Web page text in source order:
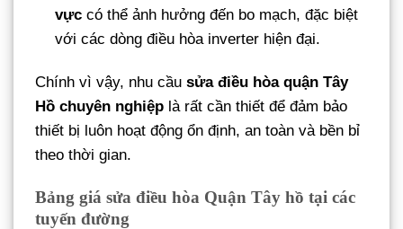
vực có thể ảnh hưởng đến bo mạch, đặc biệt
với các dòng điều hòa inverter hiện đại.
Chính vì vậy, nhu cầu sửa điều hòa quận Tây
Hồ chuyên nghiệp là rất cần thiết để đảm bảo
thiết bị luôn hoạt động ổn định, an toàn và bền bỉ
theo thời gian.
Bảng giá sửa điều hòa Quận Tây hồ tại các
tuyến đường